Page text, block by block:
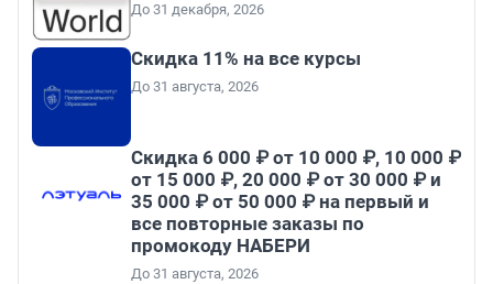
До 31 декабря, 2026
Скидка 11% на все курсы
До 31 августа, 2026
Скидка 6 000 ₽ от 10 000 ₽, 10 000 ₽
от 15 000 ₽, 20 000 ₽ от 30 000 ₽ и
35 000 ₽ от 50 000 ₽ на первый и
все повторные заказы по
промокоду НАБЕРИ
До 31 августа, 2026